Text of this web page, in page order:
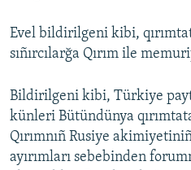
Evel bildirilgeni kibi,
sıñırcılarğa Qırım ile
Bildirilgeni kibi, Türkiye
künleri Bütündünya
Qırımnıñ Rusiye
ayırımları sebebinden